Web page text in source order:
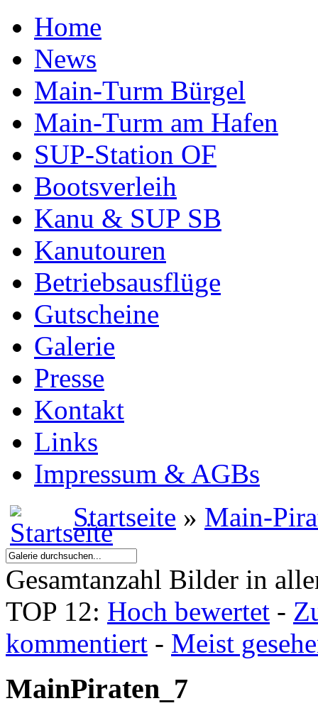
Home
News
Main-Turm Bürgel
Main-Turm am Hafen
SUP-Station OF
Bootsverleih
Kanu & SUP SB
Kanutouren
Betriebsausflüge
Gutscheine
Galerie
Presse
Kontakt
Links
Impressum & AGBs
Startseite » Main-
Gesamtanzahl Bilder in
TOP 12: Hoch bewertet -
kommentiert - Meist
MainPiraten_7